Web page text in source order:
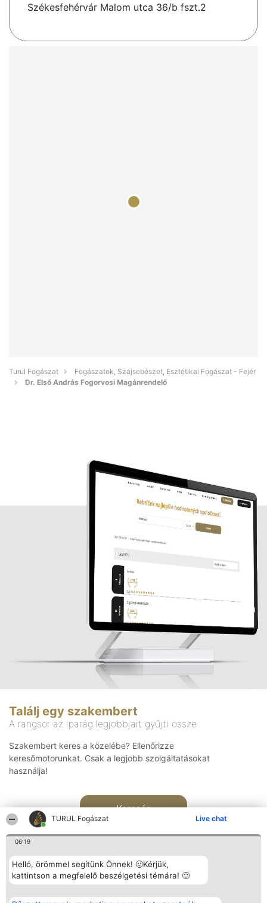
TURUL Fogászat Live chat
06:19
Helló, örömmel segítünk Önnek! 🙂Kérjük,
kattintson a megfelelő beszélgetési témára! 🙂
Székesfehérvár Malom utca 36/b fszt.2
Turul Fogászat
Fogászatok, Szájsebészet, Esztétikai Fogászat - Fejér
Dr. Első András Fogorvosi Magánrendelő
Találj egy szakembert
A rangsor az iparág legjobbjait gyűjti össze
Szakembert keres a közelébe? Ellenőrizze
keresőmotorunkat. Csak a legjobb szolgáltatásokat
használja!
Keresés
Rangsorszervező Népszavazás Elérhetőség